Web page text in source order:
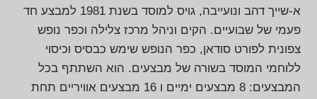
א-שייך דהב ונועייבה, גויס למוסד בשנת 1981 למבצע חד
פעמי של שבועיים. הקים וניהל מרכז צלילה וכפר נופש
צפונית לפורט סודאן, כפר הנופש שימש כבסיס וכיסוי
ללוחמי המוסד בשורה של מבצעים. הוא השתתף בכל
המבצעים: 8 מבצעים ימיים ו 16 מבצעים אוויריים תחת